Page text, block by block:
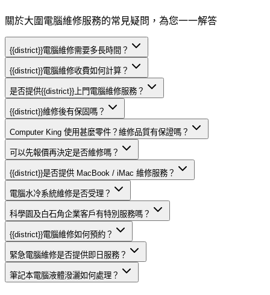
關於大圍電腦維修服務的常見疑問，為您一一解答
{{district}}電腦維修需要多長時間？
{{district}}電腦維修收費如何計算？
是否提供{{district}}上門電腦維修服務？
{{district}}維修後有保固嗎？
Computer King 使用甚麼零件？維修品質有保證嗎？
可以先報價再決定是否維修嗎？
{{district}}是否提供 MacBook / iMac 維修服務？
電腦水冷系統維修是否受理？
科學園及白石角企業客戶有特別服務嗎？
{{district}}電腦維修如何預約？
緊急電腦維修是否提供即日服務？
筆記本電腦液體潑灑如何處理？